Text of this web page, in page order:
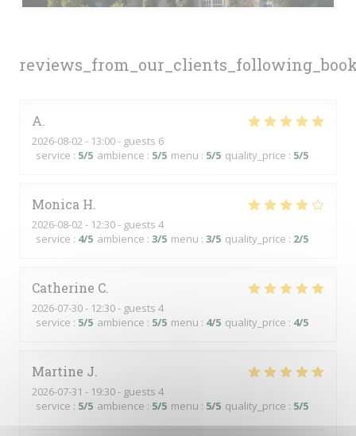
A
2026-08-02 - 13:00 - guests 6
service : 5/5 ambience : 5/5 menu : 5/5 quality_price : 5/5
Monica H
2026-08-02- 12:30 - guests 4
service : 4/5 ambience : 3/5 menu : 3/5 quality_price : 2/5
Catherine C
2026-07-30- 12:30 - guests 4
service : 5/5 ambience : 5/5 menu : 4/5 quality_price : 4/5
Martine J
2026-07-31 - 19:30 - guests 4
service : 5/5 ambience : 5/5 menu : 5/5 quality_price : 5/5